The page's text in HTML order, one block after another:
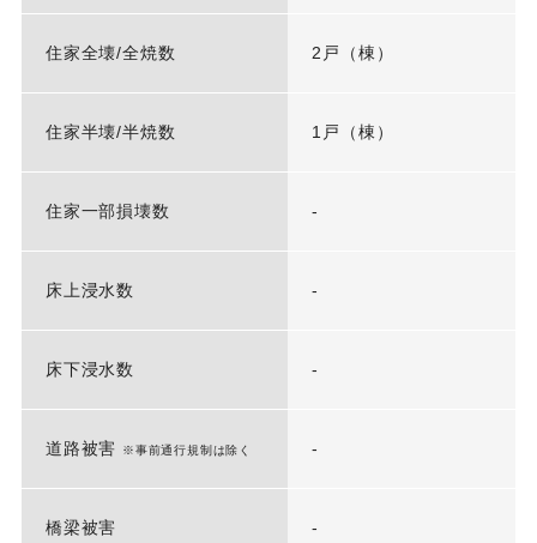
住家全壊/全焼数 2戸（棟）
住家半壊/半焼数 1戸（棟）
住家一部損壊数 -
床上浸水数 -
床下浸水数 -
道路被害 ※事前通行規制は除く -
橋梁被害 -